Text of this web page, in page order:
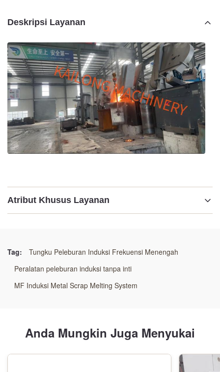
Deskripsi Layanan
Atribut Khusus Layanan
Peralatan peleburan induksi tanpa inti,
Tag:
Tungku Peleburan Induksi Frekuensi Menengah
Peralatan peleburan induksi tanpa inti
MF Induksi Metal Scrap Melting System
Anda Mungkin Juga Menyukai